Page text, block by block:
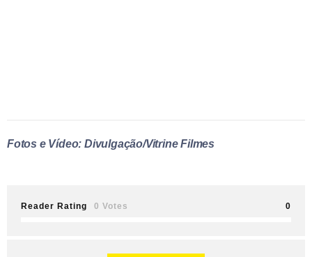
Fotos e Vídeo: Divulgação/Vitrine Filmes
Reader Rating 0 Votes 0